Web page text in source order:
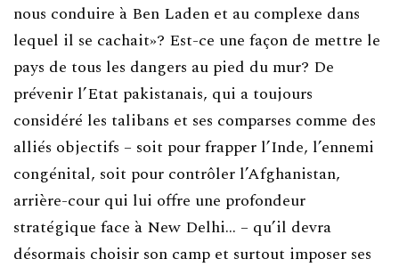
nous conduire à Ben Laden et au complexe dans
lequel il se cachait»? Est-ce une façon de mettre le
pays de tous les dangers au pied du mur? De
prévenir l’Etat pakistanais, qui a toujours
considéré les talibans et ses comparses comme des
alliés objectifs – soit pour frapper l’Inde, l’ennemi
congénital, soit pour contrôler l’Afghanistan,
arrière-cour qui lui offre une profondeur
stratégique face à New Delhi… – qu’il devra
désormais choisir son camp et surtout imposer ses